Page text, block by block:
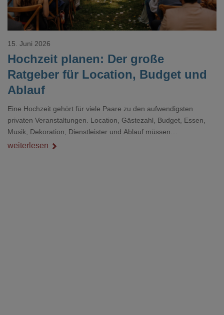
Hochzeit planen: Der große
Ratgeber für Location, Budget und
Ablauf
15. Juni 2026
Eine Hochzeit gehört für viele Paare zu den aufwendigsten
privaten Veranstaltungen. Location, Gästezahl, Budget, Essen,
Musik, Dekoration, Dienstleister und Ablauf müssen
zusammenpassen, damit der Tag gut organisiert ist und trotzdem
weiterlesen